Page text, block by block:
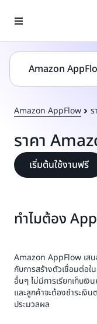
Amazon
Amazon AppFlow ร
ราคา
เริ่มต้นใช้งานฟรี
ทำไมต้อง
Amazon AppFlow เสน
กับการสร้างตัวเชื่อมต่อ
อื่นๆ ไม่มีการเรียกเก็บเงิ
และลูกค้าจะต้องชำระเงิ
ประมวลผล